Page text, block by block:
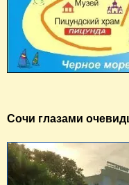
Сочи глазами